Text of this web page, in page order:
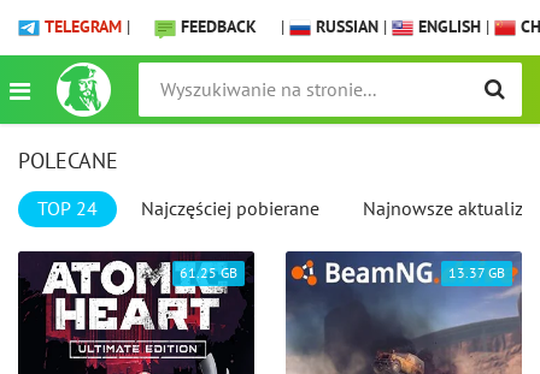
TELEGRAM | FEEDBACK | RUSSIAN | ENGLISH |
POLECANE
TOP 24 Najczęściej pobierane Najnowsze
61.25 GB 13.37 GB